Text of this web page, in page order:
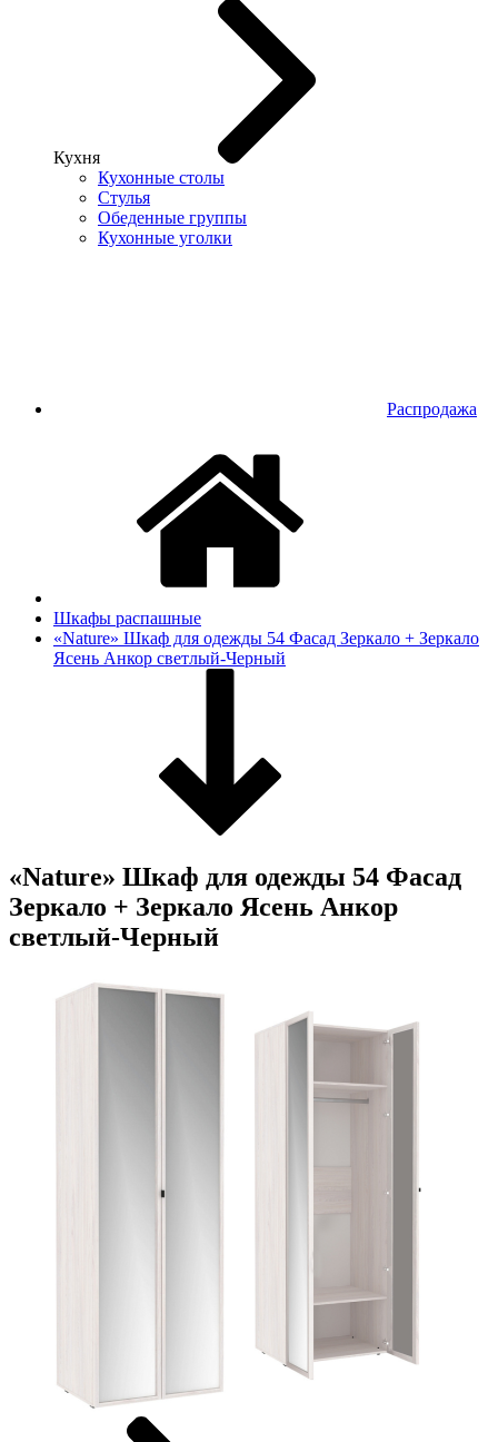
Кухня
Кухонные столы
Стулья
Обеденные группы
Кухонные уголки
Распродажа
Шкафы распашные
«Nature» Шкаф для одежды 54 Фасад Зеркало + Зеркало
Ясень Анкор светлый-Черный
«Nature» Шкаф для одежды 54 Фасад
Зеркало + Зеркало Ясень Анкор
светлый-Черный